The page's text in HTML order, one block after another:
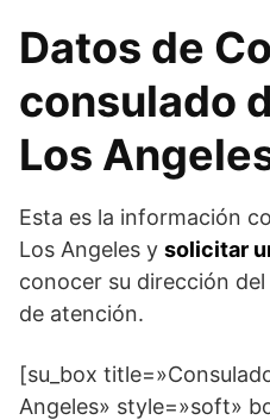
Datos de
consulado
Los
Esta es la información
Los Angeles y solicitar
conocer su dirección
de atención.
[su_box
Angeles» style=»soft»